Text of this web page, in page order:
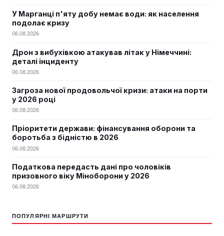
У Марганці п'яту добу немає води: як населення
подолає кризу
06.08.2026
Дрон з вибухівкою атакував літак у Німеччині:
деталі інциденту
06.08.2026
Загроза нової продовольчої кризи: атаки на порти
у 2026 році
06.08.2026
Пріоритети держави: фінансування оборони та
боротьба з бідністю в 2026
06.08.2026
Податкова передасть дані про чоловіків
призовного віку Міноборони у 2026
06.08.2026
ПОПУЛЯРНІ МАРШРУТИ